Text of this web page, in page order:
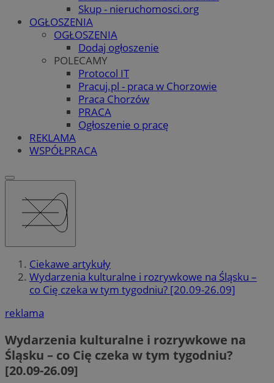
Skup - nieruchomosci.org
OGŁOSZENIA
OGŁOSZENIA
Dodaj ogłoszenie
POLECAMY
Protocol IT
Pracuj.pl - praca w Chorzowie
Praca Chorzów
PRACA
Ogłoszenie o pracę
REKLAMA
WSPÓŁPRACA
Ciekawe artykuły
Wydarzenia kulturalne i rozrywkowe na Śląsku –
co Cię czeka w tym tygodniu? [20.09-26.09]
reklama
Wydarzenia kulturalne i rozrywkowe na
Śląsku – co Cię czeka w tym tygodniu?
[20.09-26.09]